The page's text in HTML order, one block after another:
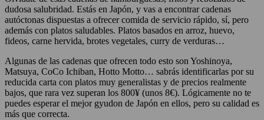
dudosa salubridad. Estás en Japón, y vas a encontrar cadenas
autóctonas dispuestas a ofrecer comida de servicio rápido, sí, pero
además con platos saludables. Platos basados en arroz, huevo,
fideos, carne hervida, brotes vegetales, curry de verduras…
Algunas de las cadenas que ofrecen todo esto son Yoshinoya,
Matsuya, CoCo Ichiban, Hotto Motto… sabrás identificarlas por su
reducida carta con platos muy generalistas y de precios realmente
bajos, que rara vez superan los 800¥ (unos 8€). Lógicamente no te
puedes esperar el mejor gyudon de Japón en ellos, pero su calidad es
más que correcta.